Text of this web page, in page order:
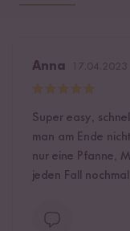
Anna
Super easy,
man am Ende
nur eine Pfanne,
jeden Fall